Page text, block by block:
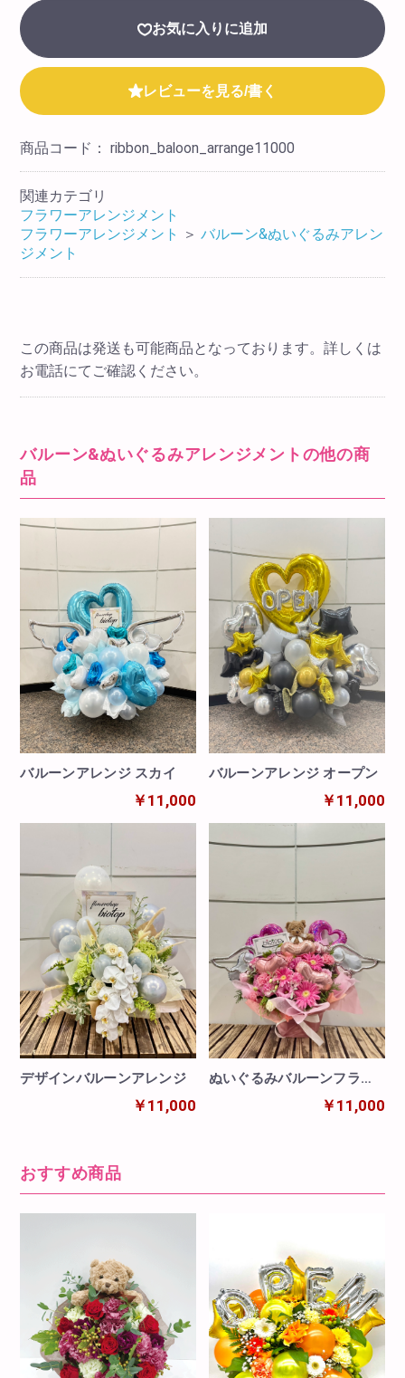
お気に入りに追加
レビューを見る/書く
商品コード：ribbon_baloon_arrange11000
関連カテゴリ
フラワーアレンジメント
フラワーアレンジメント
＞ バルーン&ぬいぐるみアレン
ジメント
この商品は発送も可能商品となっております。詳しくは
お電話にてご確認ください。
バルーン&ぬいぐるみアレンジメントの他の商
品
バルーンアレンジ スカイ
￥11,000
バルーンアレンジ オープン
￥11,000
デザインバルーンアレンジ
￥11,000
ぬいぐるみバルーンフラワ
￥11,000
おすすめ商品